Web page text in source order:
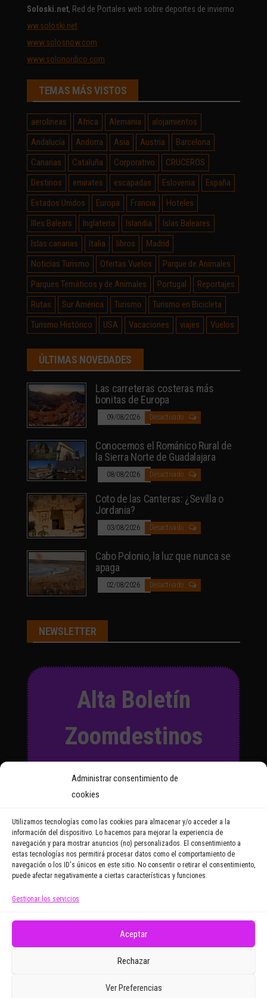
Administrar consentimiento de
cookies
Utilizamos tecnologías como las cookies para almacenar y/o acceder a la
información del dispositivo. Lo hacemos para mejorar la experiencia de
navegación y para mostrar anuncios (no) personalizados. El consentimiento a
estas tecnologías nos permitirá procesar datos como el comportamiento de
navegación o los ID's únicos en este sitio. No consentir o retirar el consentimiento,
puede afectar negativamente a ciertas características y funciones.
Gestionar los servicios
Aceptar
Rechazar
Ver Preferencias
Soloski.net, Red de Portales web sobre deportes de invierno
ww.soloski.net
www.solosnow.com
www.solonordico.com
TEMAS MÁS VISTOS
aerolineas Africa Alemania
alojamientos
Andalucía
Andorra Asia Austria
Barcelona
Canarias
Cataluña Corporativo
CRUCEROS
Destinos
emirates escapadas Eslovenia
España
Estados Unidos
Europa Francia
Hoteles
Illes Balears
Inglaterra Islandia
Islas Baleares
Islas canarias
Italia libros
Madrid
Noticias Turismo
Ofertas Vuelos
Parque de Animales
Parques Temáticos y de Animales
Portugal
Reportajes
Rutas
Sur América Turismo
Turismo en Bicicleta
Turismo Histórico
USA Vacaciones viajes Vuelos
ÚLTIMAS NOVEDADES
Las carreteras costeras más
bonitas de Europa
09/08/2026 Desactivado
Conocemos el Románico Rural de
la Sierra Norte de Guadalajara
08/08/2026 Desactivado
Coto de las Canteras: ¿Sevilla o
Jordania?
03/08/2026 Desactivado
Cabo Polonio, la luz que nunca se
apaga
02/08/2026 Desactivado
NEWSLETTER
Alta Boletín
Zoomdestinos
y recibirás regularmente las
noticias y reportajes que
Email Address
electrónicos promocionales de Zoomdestinos.es